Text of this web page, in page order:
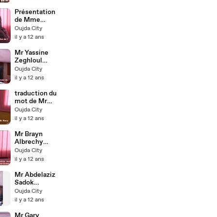
Présentation
de Mme
Benazzi Ex
directrice de l'
Oujda City
il y a 12 ans
Mr Yassine
Zeghloul
Directeur de l'
EST Oujda -
Oujda City
il y a 12 ans
traduction du
mot de Mr
Gary Bittner
ESTO - UMP
Oujda City
il y a 12 ans
Mr Brayn
Albrechy
Collegiate
entrepreneurs
colleborative
strategies
ESTO - UMP
oujda
Oujda City
il y a 12 ans
Mr Abdelaziz
Sadok
Président de
l'univérsité
premier oujda
Oujda City
il y a 12 ans